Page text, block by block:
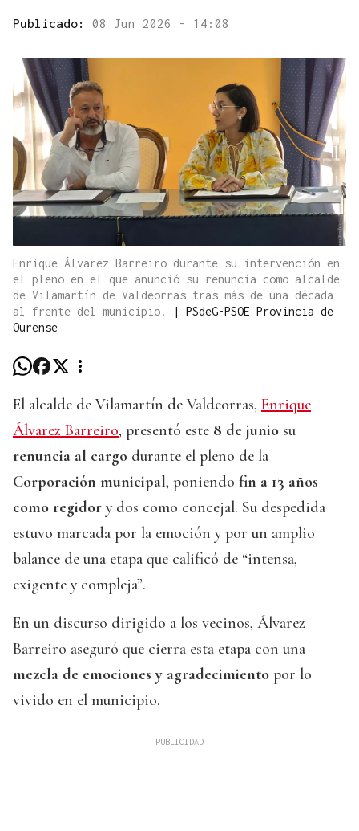
Publicado: 08 Jun 2026 - 14:08
Enrique Álvarez Barreiro durante su intervención en
el pleno en el que anunció su renuncia como alcalde
de Vilamartín de Valdeorras tras más de una década
al frente del municipio.
| PSdeG-PSOE Provincia de
Ourense
El alcalde de Vilamartín de Valdeorras, Enrique
Álvarez Barreiro, presentó este 8 de junio su
renuncia al cargo durante el pleno de la
Corporación municipal, poniendo fin a 13 años
como regidor y dos como concejal. Su despedida
estuvo marcada por la emoción y por un amplio
balance de una etapa que calificó de “intensa,
exigente y compleja”.
En un discurso dirigido a los vecinos, Álvarez
Barreiro aseguró que cierra esta etapa con una
mezcla de emociones y agradecimiento por lo
vivido en el municipio.